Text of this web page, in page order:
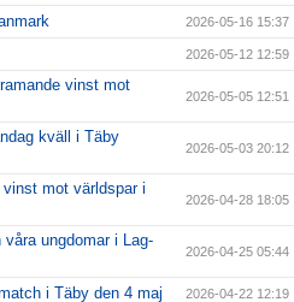
2026-05-16 15:37
2026-05-12 12:59
vinst mot
2026-05-05 12:51
kväll i Täby
2026-05-03 20:12
mot världspar i
2026-04-28 18:05
ungdomar i Lag-
2026-04-25 05:44
i Täby den 4 maj 2026-04-22 12:19